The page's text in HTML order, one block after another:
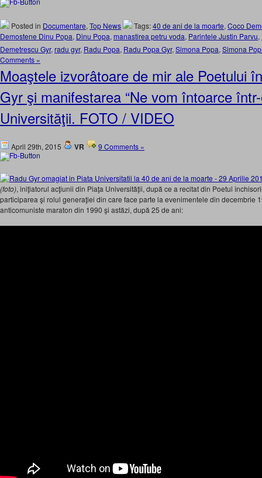
Posted in Documentare, Top News Tags:40 de ani de la moarte, Coco
Demostene Dinu Popa, Dinu Popa, manastirea petru voda, Parintele Justin Parvu,
Demetrescu Gyr, radu gyr, Radu Popa, Radu Popa Gyr, Simona Popa, Simona
Comments »
Moaştele izvorâtoare de mir ale Poetului
Gyr şi manifestarea “Ne vom întoarce
Universităţii. FOTO / VIDEO
April 29th, 2015 VR 9 Comments »
(foto), iniţiatorul acţiunii din Piaţa Universităţii, după ce a recitat din Poetul
participarea şi rolul generaţiei din care face parte la evenimentele din decembrie
anticomuniste maraton din 1990 şi astăzi, după 25 de ani: